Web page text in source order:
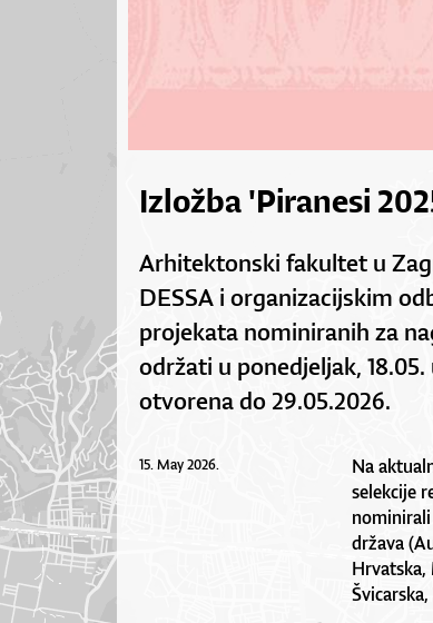
Izložba 'Piranesi
Arhitektonski fakultet u
DESSA i organizacijskim
projekata nominiranih za
održati u ponedjeljak,
otvorena do 29.05.2026.
15. May 2026.
Na
selekcije
država
Hrvatska,